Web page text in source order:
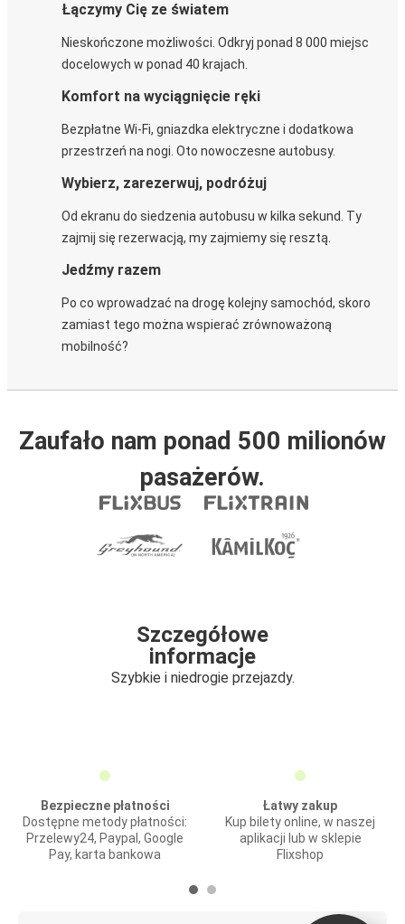
Łączymy Cię ze światem
Nieskończone możliwości. Odkryj ponad 8 000 miejsc
docelowych w ponad 40 krajach.
Komfort na wyciągnięcie ręki
Bezpłatne Wi-Fi, gniazdka elektryczne i dodatkowa
przestrzeń na nogi. Oto nowoczesne autobusy.
Wybierz, zarezerwuj, podróżuj
Od ekranu do siedzenia autobusu w kilka sekund. Ty
zajmij się rezerwacją, my zajmiemy się resztą.
Jedźmy razem
Po co wprowadzać na drogę kolejny samochód, skoro
zamiast tego można wspierać zrównoważoną
mobilność?
Zaufało nam ponad 500 milionów
pasażerów.
Szczegółowe
informacje
Szybkie i niedrogie przejazdy.
Bezpieczne płatności
Dostępne metody płatności:
Przelewy24, Paypal, Google
Pay, karta bankowa
Łatwy zakup
Kup bilety online, w naszej
aplikacji lub w sklepie
Flixshop